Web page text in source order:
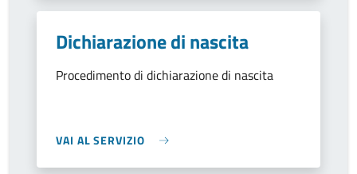
Dichiarazione di nascita
Procedimento di dichiarazione di nascita
VAI AL SERVIZIO